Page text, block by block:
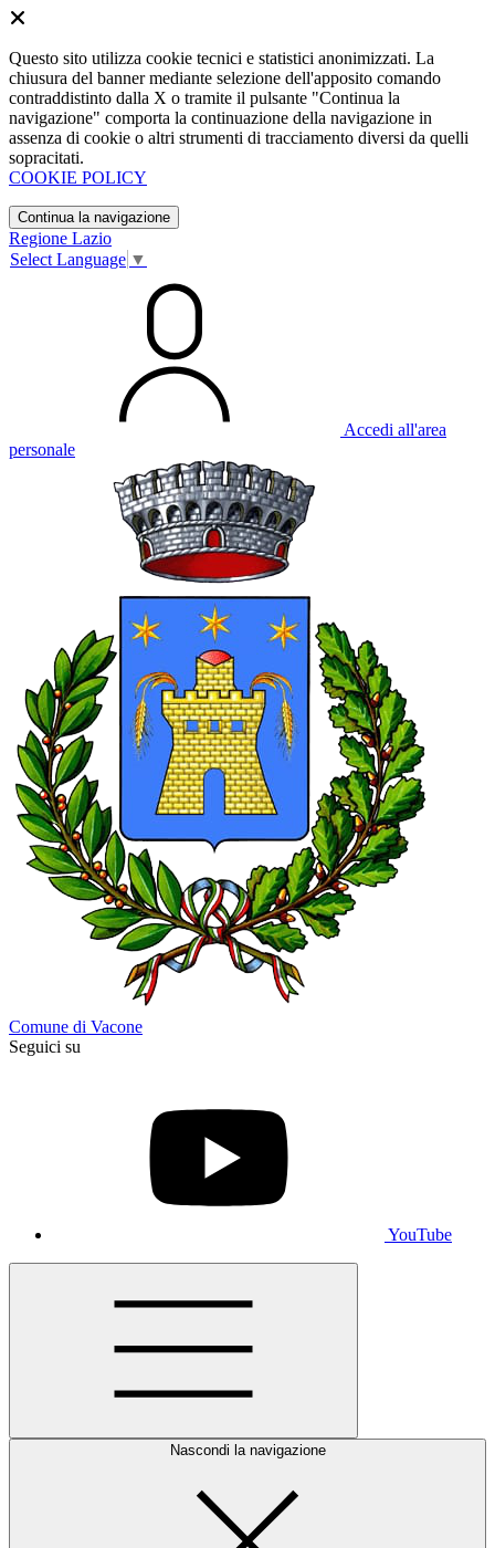
Questo sito utilizza cookie tecnici e statistici anonimizzati. La
chiusura del banner mediante selezione dell'apposito comando
contraddistinto dalla X o tramite il pulsante "Continua la
navigazione" comporta la continuazione della navigazione in
assenza di cookie o altri strumenti di tracciamento diversi da quelli
sopracitati.
COOKIE POLICY
Continua la navigazione
Regione Lazio
Select Language ▼
Accedi all'area
personale
Comune di Vacone
Seguici su
YouTube
Nascondi la navigazione